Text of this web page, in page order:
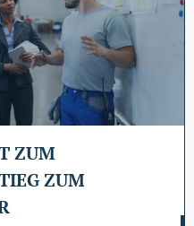
ZUM
ZUM